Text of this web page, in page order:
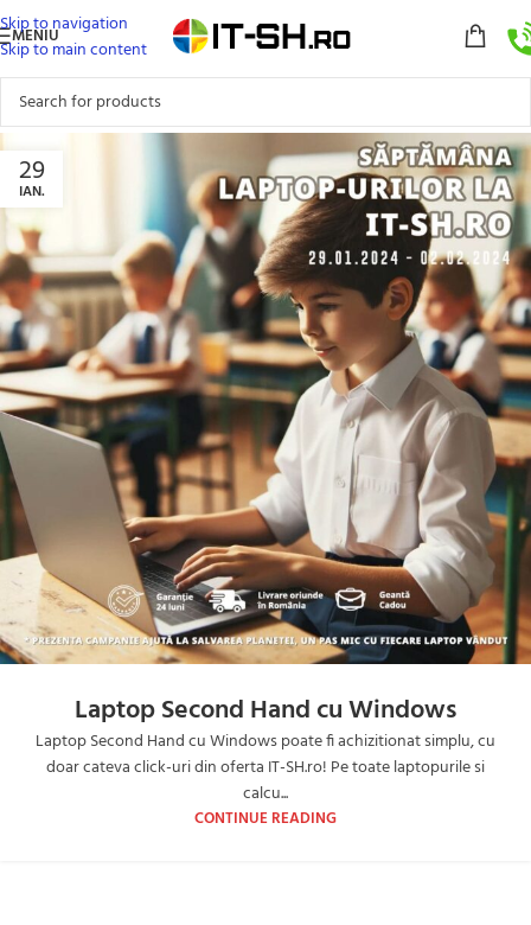
Skip to navigation
Skip to main content
MENIU
29
IAN.
Laptop Second Hand cu Windows
Laptop Second Hand cu Windows poate fi achizitionat simplu, cu
doar cateva click-uri din oferta IT-SH.ro! Pe toate laptopurile si
calcu...
CONTINUE READING